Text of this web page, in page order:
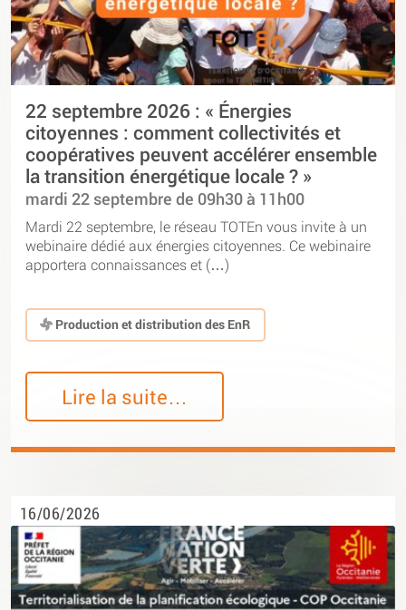
22 septembre 2026 : « Énergies
citoyennes : comment collectivités et
coopératives peuvent accélérer ensemble
la transition énergétique locale ? »
mardi 22 septembre de 09h30 à 11h00
Mardi 22 septembre, le réseau TOTEn vous invite à un
webinaire dédié aux énergies citoyennes. Ce webinaire
apportera connaissances et (…)
Production et distribution des EnR
Lire la suite…
16/06/2026